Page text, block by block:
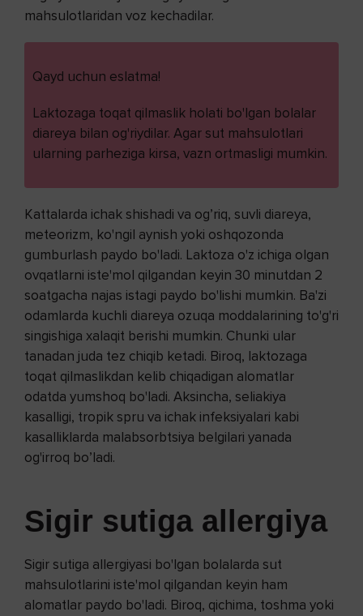
mahsulotlaridan voz kechadilar.
Qayd uchun eslatma!
Laktozaga toqat qilmaslik holati bo'lgan bolalar
diareya bilan og'riydilar. Agar sut mahsulotlari
ularning parheziga kirsa, vazn ortmasligi mumkin.
Kattalarda ichak shishadi va og’riq, suvli diareya,
meteorizm, ko'ngil aynish yoki oshqozonda
gumburlash paydo bo'ladi. Laktoza o'z ichiga olgan
ovqatlarni iste'mol qilgandan keyin 30 minutdan 2
soatgacha najas istagi paydo bo'lishi mumkin. Ba'zi
odamlarda kuchli diareya ozuqa moddalarining to'g'ri
singishiga xalaqit berishi mumkin. Chunki ular
tanadan juda tez chiqib ketadi. Biroq, laktozaga
toqat qilmaslikdan kelib chiqadigan alomatlar
odatda yumshoq bo'ladi. Aksincha, seliakiya
kasalligi, tropik spru va ichak infeksiyalari kabi
kasalliklarda malabsorbtsiya belgilari yanada
og'irroq bo’ladi.
Sigir sutiga allergiya
Sigir sutiga allergiyasi bo'lgan bolalarda sut
mahsulotlarini iste'mol qilgandan keyin ham
alomatlar paydo bo'ladi. Biroq, qichima, toshma yoki